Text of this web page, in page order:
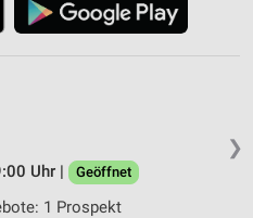
❯
Uhr |
Geöffnet
1 Prospekt